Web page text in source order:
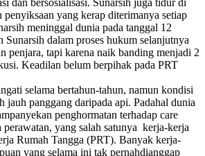
yang kerap diterimanya setiap
meninggal dunia pada tanggal 12
dalam proses hukum selanjutnya
penjara, tapi karena naik banding menjadi 2
Keadilan belum berpihak pada PRT
selama bertahun-tahun, namun kondisi
jauh panggang daripada api. Padahal dunia
penghormatan terhadap care
yang salah satunya kerja-kerja
Rumah Tangga (PRT). Banyak kerja-
yang selama ini tak pernahdianggap